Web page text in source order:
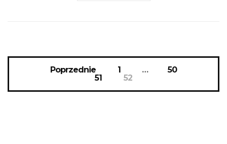
Poprzednie 1 …
50
51
52